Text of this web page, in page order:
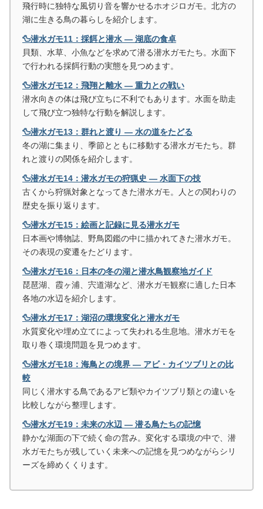
飛行時に独特な風切り音を響かせるホオジロガモ。北方の
湖に生きる鳥の暮らしを紹介します。
🦆潜水ガモ11：採餌と潜水 ― 湖底の食卓
貝類、水草、小魚などを求めて潜る潜水ガモたち。水面下
で行われる採餌行動の実態を見つめます。
🦆潜水ガモ12：飛翔と離水 ― 重力との戦い
潜水向きの体は飛び立ちに不利でもあります。水面を助走
して飛び立つ独特な行動を解説します。
🦆潜水ガモ13：群れと渡り ― 水の道をたどる
冬の湖に集まり、季節とともに移動する潜水ガモたち。群
れと渡りの関係を紹介します。
🦆潜水ガモ14：潜水ガモの狩猟史 ― 水面下の技
古くから狩猟対象となってきた潜水ガモ。人との関わりの
歴史を振り返ります。
🦆潜水ガモ15：絵画と記録に見る潜水ガモ
日本画や博物誌、野鳥図鑑の中に描かれてきた潜水ガモ。
その表現の変遷をたどります。
🦆潜水ガモ16：日本の冬の湖と潜水鳥観察地ガイド
琵琶湖、霞ヶ浦、宍道湖など、潜水ガモ観察に適した日本
各地の水辺を紹介します。
🦆潜水ガモ17：湖沼の環境変化と潜水ガモ
水質変化や埋め立てによって失われる生息地。潜水ガモを
取り巻く環境問題を見つめます。
🦆潜水ガモ18：海鳥との境界 ― アビ・カイツブリとの比
較
同じく潜水する鳥であるアビ類やカイツブリ類との違いを
比較しながら整理します。
🦆潜水ガモ19：未来の水辺 ― 潜る鳥たちの記憶
静かな湖面の下で続く命の営み。変化する環境の中で、潜
水ガモたちが残していく未来への記憶を見つめながらシリ
ーズを締めくくります。